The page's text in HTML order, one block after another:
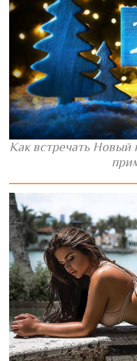
Как встречать Новый